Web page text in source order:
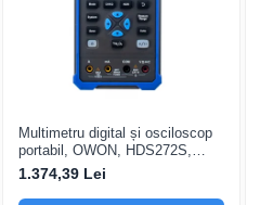
Multimetru digital și osciloscop
portabil, OWON, HDS272S,
200mV-1kV, 200mA-
1.374,39 Lei